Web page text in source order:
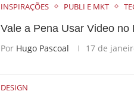
INSPIRAÇÕES PUBLI E MKT
Vale a Pena Usar Video no
Por Hugo Pascoal 17 de
DESIGN